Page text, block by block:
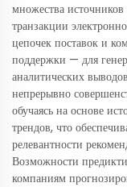
множества
транзакции
цепочек поставок и
поддержки — для
аналитических
непрерывно
обучаясь на основе
трендов, что
релевантности
Возможности
компаниям